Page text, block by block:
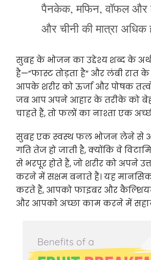
पैनकेक, मफिन, वॉफल
और चीनी की मात्रा अधिक
सुबह के भोजन का उद्देश्य शब्द के अर्थ
है—”फास्ट तोड़ता है” और लंबी रात
आपके शरीर को ऊर्जा और पोषक
जब आप अपने आहार के तरीके को
चाहते हैं, तो फलों का नाश्ता एक
सुबह एक स्वस्थ फल भोजन लेने से
गति तेज हो जाती है, क्योंकि वे
से भरपूर होते हैं, जो शरीर को अपने
करने में सक्षम बनाते हैं। यह
करते हैं, आपको फाइबर और
और आपको अच्छा काम करने में